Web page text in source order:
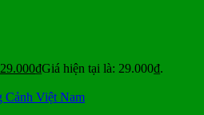
29.000₫Giá hiện tại là: 29.000₫.